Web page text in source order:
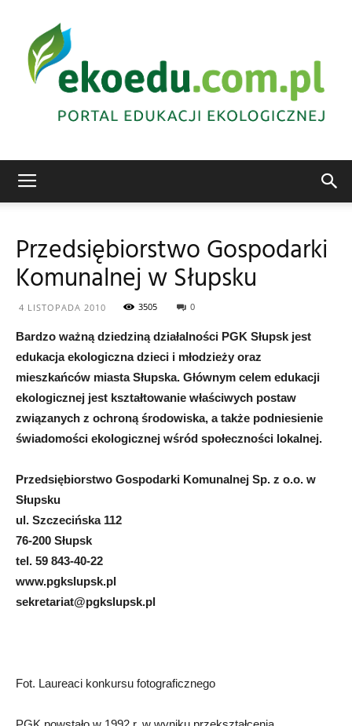
ekologiczna
Abrys
Przedsiębiorstwo Gospodarki
Komunalnej w Słupsku
4 LISTOPADA 2010 3505 0
Bardzo ważną dziedziną działalności PGK Słupsk jest
edukacja ekologiczna dzieci i młodzieży oraz
mieszkańców miasta Słupska. Głównym celem edukacji
ekologicznej jest kształtowanie właściwych postaw
związanych z ochroną środowiska, a także podniesienie
świadomości ekologicznej wśród społeczności lokalnej.
Przedsiębiorstwo Gospodarki Komunalnej Sp. z o.o. w
Słupsku
ul. Szczecińska 112
76-200 Słupsk
tel. 59 843-40-22
www.pgkslupsk.pl
sekretariat@pgkslupsk.pl
Fot. Laureaci konkursu fotograficznego